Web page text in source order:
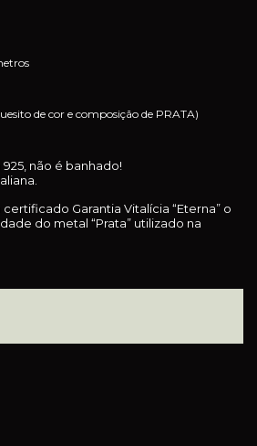
de cor e composição de PRATA)
não é banhado!
Garantia Vitalícia “Eterna” o
do metal “Prata” utilizado na